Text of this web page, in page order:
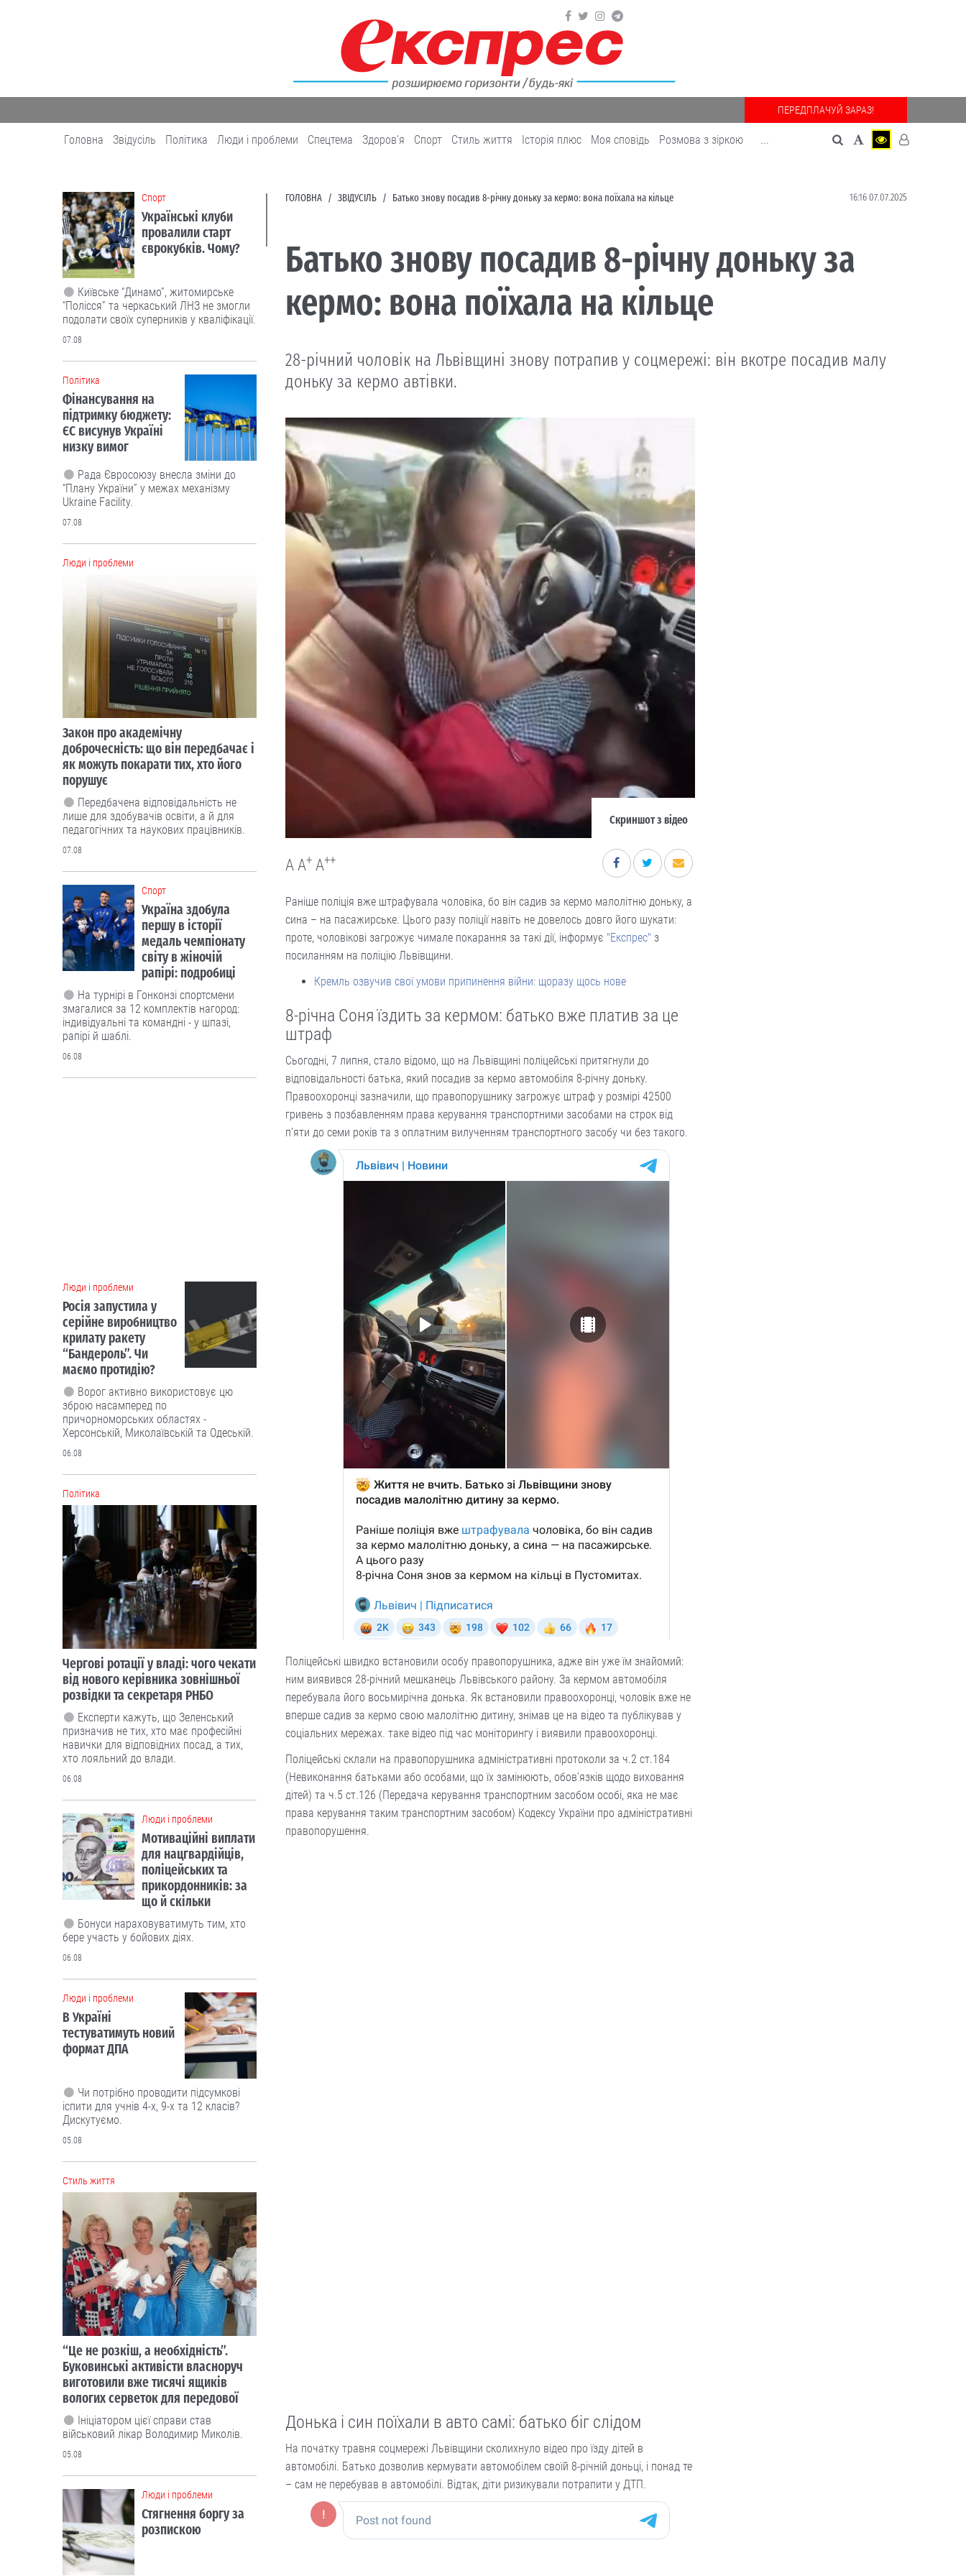
ПЕРЕДПЛАЧУЙ ЗАРАЗ!
Головна Звідусіль Політика Люди і проблеми Спецтема Здоров'я Cпорт Cтиль життя Історія плюс Моя сповідь Розмова з зіркою ...
ГОЛОВНА ЗВІДУСІЛЬ Батько знову посадив 8-річну доньку за кермо: вона поїхала на кільце 16:16 07.07.2025
Батько знову посадив 8-річну доньку за
кермо: вона поїхала на кільце
28-річний чоловік на Львівщині знову потрапив у соцмережі: він вкотре посадив малу
доньку за кермо автівки.
Скриншот з відео
A A+ A++
Раніше поліція вже штрафувала чоловіка, бо він садив за кермо малолітню доньку, а
сина – на пасажирське. Цього разу поліції навіть не довелось довго його шукати:
проте, чоловікові загрожує чимале покарання за такі дії, інформує "Експрес" з
посиланням на поліцію Львівщини.
Кремль озвучив свої умови припинення війни: щоразу щось нове
8-річна Соня їздить за кермом: батько вже платив за це
штраф
Сьогодні, 7 липня, стало відомо, що на Львівщині поліцейські притягнули до
відповідальності батька, який посадив за кермо автомобіля 8-річну доньку.
Правоохоронці зазначили, що правопорушнику загрожує штраф у розмірі 42500
гривень з позбавленням права керування транспортними засобами на строк від
п’яти до семи років та з оплатним вилученням транспортного засобу чи без такого.
Поліцейські швидко встановили особу правопорушника, адже він уже їм знайомий:
ним виявився 28-річний мешканець Львівського району. За кермом автомобіля
перебувала його восьмирічна донька. Як встановили правоохоронці, чоловік вже не
вперше садив за кермо свою малолітню дитину, знімав це на відео та публікував у
соціальних мережах. таке відео під час моніторингу і виявили правоохоронці.
Поліцейські склали на правопорушника адміністративні протоколи за ч.2 ст.184
(Невиконання батьками або особами, що їх замінюють, обов’язків щодо виховання
дітей) та ч.5 ст.126 (Передача керування транспортним засобом особі, яка не має
права керування таким транспортним засобом) Кодексу України про адміністративні
правопорушення.
Донька і син поїхали в авто самі: батько біг слідом
На початку травня соцмережі Львівщини сколихнуло відео про їзду дітей в
автомобілі. Батько дозволив кермувати автомобілем своїй 8-річній доньці, і понад те
– сам не перебував в автомобілі. Відтак, діти ризикували потрапити у ДТП.
Cпорт
Українські клуби
провалили старт
єврокубків. Чому?
Київське “Динамо”, житомирське
“Полісся” та черкаський ЛНЗ не змогли
подолати своїх суперників у кваліфікації.
07.08
Політика
Фінансування на
підтримку бюджету:
ЄС висунув Україні
низку вимог
Рада Євросоюзу внесла зміни до
“Плану України” у межах механізму
Ukraine Facility.
07.08
Люди і проблеми
Закон про академічну
доброчесність: що він передбачає і
як можуть покарати тих, хто його
порушує
Передбачена відповідальність не
лише для здобувачів освіти, а й для
педагогічних та наукових працівників.
07.08
Cпорт
Україна здобула
першу в історії
медаль чемпіонату
світу в жіночій
рапірі: подробиці
На турнірі в Гонконзі спортсмени
змагалися за 12 комплектів нагород:
індивідуальні та командні - у шпазі,
рапірі й шаблі.
06.08
Політика
Чергові ротації у владі: чого чекати
від нового керівника зовнішньої
розвідки та секретаря РНБО
Експерти кажуть, що Зеленський
призначив не тих, хто має професійні
навички для відповідних посад, а тих,
хто лояльний до влади.
Люди і проблеми
Мотиваційні виплати
для нацгвардійців,
поліцейських та
прикордонників: за
що й скільки
Бонуси нараховуватимуть тим, хто
бере участь у бойових діях.
В Україні
тестуватимуть новий
формат ДПА
Чи потрібно проводити підсумкові
іспити для учнів 4-х, 9-х та 12 класів?
Дискутуємо.
“Це не розкіш, а необхідність”.
Буковинські активісти власноруч
виготовили вже тисячі ящиків
вологих серветок для передової
Ініціатором цієї справи став
військовий лікар Володимир Миколів.
05.08
Люди і проблеми
Стягнення боргу за
розпискою
Як повернути позичені кошти.
05.08
Люди і проблеми
Через неточність у
документах донька
не могла оформити
батьківську
спадщину
Довелося оббивати пороги суду.